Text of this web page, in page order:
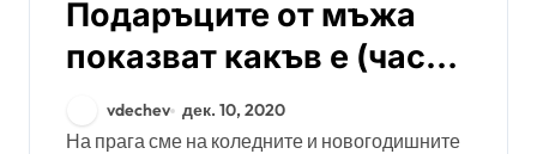
Подаръците от мъжа
показват какъв е (част
vdechev дек. 10, 2020
На прага сме на коледните и новогодишните